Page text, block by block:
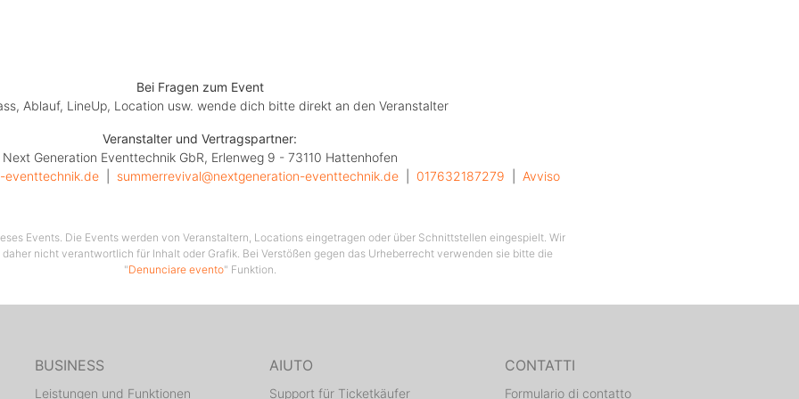
Bei Fragen zum Event
Ablauf, LineUp, Location usw. wende dich bitte direkt an den Veranstalter
Veranstalter und Vertragspartner:
Next Generation Eventtechnik GbR, Erlenweg 9 - 73110 Hattenhofen
eventtechnik.de
summerrevival@nextgeneration-eventtechnik.de 017632187279 Avviso
Events. Die Events werden von Veranstaltern, Locations eingetragen oder über Schnittstellen eingespielt. Wir
nicht verantwortlich für Inhalt oder Grafik. Bei Verstößen gegen das Urheberrecht verwenden sie bitte die
"Denunciare evento" Funktion.
BUSINESS
Leistungen und Funktionen
AIUTO
Support für Ticketkäufer
CONTATTI
Formulario di contatto